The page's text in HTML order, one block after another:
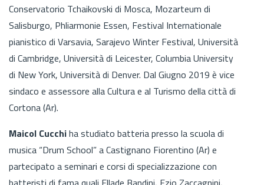
Conservatorio Tchaikovski di Mosca, Mozarteum di
Salisburgo, Phliarmonie Essen, Festival Internationale
pianistico di Varsavia, Sarajevo Winter Festival, Università
di Cambridge, Università di Leicester, Columbia University
di New York, Università di Denver. Dal Giugno 2019 è vice
sindaco e assessore alla Cultura e al Turismo della città di
Cortona (Ar).
Maicol Cucchiha studiato batteria presso la scuola di
musica “Drum School” a Castignano Fiorentino (Ar) e
partecipato a seminari e corsi di specializzazione con